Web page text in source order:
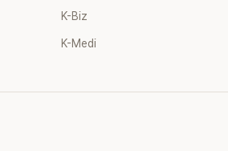
K-Biz
K-Medi